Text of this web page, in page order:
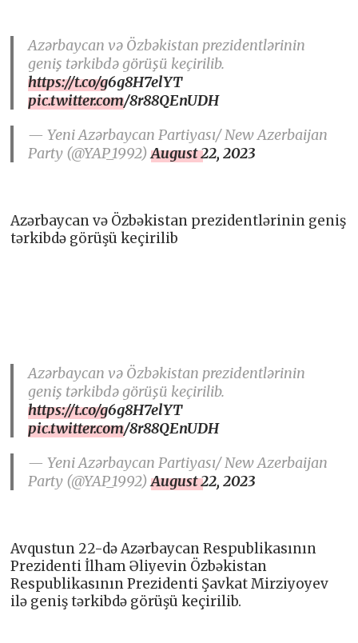
Azərbaycan və Özbəkistan prezidentlərinin
geniş tərkibdə görüşü keçirilib.
https://t.co/g6g8H7elYT
pic.twitter.com/8r88QEnUDH
— Yeni Azərbaycan Partiyası/ New Azerbaijan
Party (@YAP_1992)August 22, 2023
Azərbaycan və Özbəkistan prezidentlərinin geniş
tərkibdə görüşü keçirilib
Azərbaycan və Özbəkistan prezidentlərinin
geniş tərkibdə görüşü keçirilib.
https://t.co/g6g8H7elYT
pic.twitter.com/8r88QEnUDH
— Yeni Azərbaycan Partiyası/ New Azerbaijan
Party (@YAP_1992)August 22, 2023
Avqustun 22-də Azərbaycan Respublikasının
Prezidenti İlham Əliyevin Özbəkistan
Respublikasının Prezidenti Şavkat Mirziyoyev
ilə geniş tərkibdə görüşü keçirilib.